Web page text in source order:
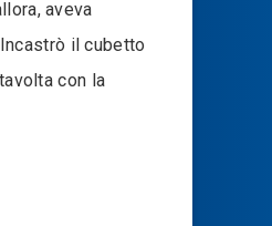
aveva
il cubetto
con la